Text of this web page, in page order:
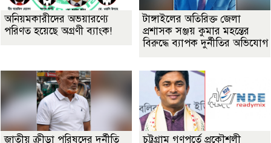
অনিয়মকারীদের অভয়ারণ্যে
পরিণত হয়েছে অগ্রণী ব্যাংক!
টাঙ্গাইলের অতিরিক্ত জেলা
প্রশাসক সঞ্জয় কুমার মহন্তের
বিরুদ্ধে ব্যাপক দুর্নীতির অভিযোগ
জাতীয় ক্রীড়া পরিষদের দুর্নীতি চট্টগ্রাম গণপূর্তে প্রকৌশলী